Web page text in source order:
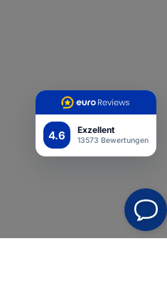
4.6 Exzellent
13573 Bewertungen